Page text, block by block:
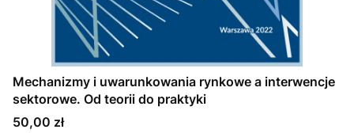
Mechanizmy i uwarunkowania rynkowe a interwencje
sektorowe. Od teorii do praktyki
Cena
50,00 zł